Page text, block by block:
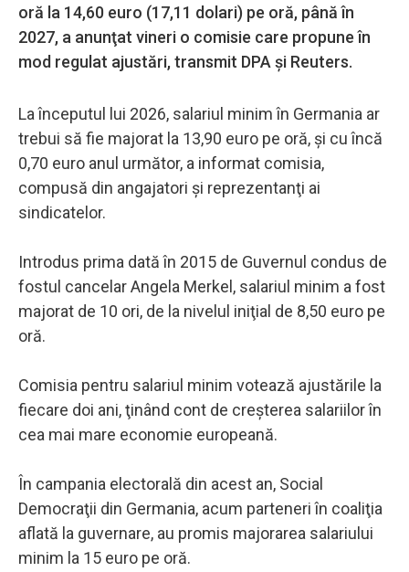
oră la 14,60 euro (17,11 dolari) pe oră, până în
2027, a anunţat vineri o comisie care propune în
mod regulat ajustări, transmit DPA şi Reuters.
La începutul lui 2026, salariul minim în Germania ar
trebui să fie majorat la 13,90 euro pe oră, şi cu încă
0,70 euro anul următor, a informat comisia,
compusă din angajatori şi reprezentanţi ai
sindicatelor.
Introdus prima dată în 2015 de Guvernul condus de
fostul cancelar Angela Merkel, salariul minim a fost
majorat de 10 ori, de la nivelul iniţial de 8,50 euro pe
oră.
Comisia pentru salariul minim votează ajustările la
fiecare doi ani, ţinând cont de creşterea salariilor în
cea mai mare economie europeană.
În campania electorală din acest an, Social
Democraţii din Germania, acum parteneri în coaliţia
aflată la guvernare, au promis majorarea salariului
minim la 15 euro pe oră.